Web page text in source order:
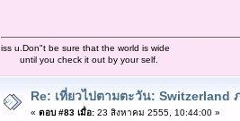
iss u.Don"t be sure that the world is wide
until you check it out by your self.
Re: เที่ยวไปตามตะวัน: Switzerland
« ตอบ #83 เมื่อ:23 สิงหาคม 2555, 10:44:00 »